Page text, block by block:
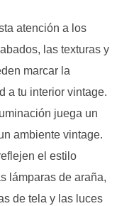
atención a los
las texturas y
marcar la
a tu interior vintage.
juega un
ambiente vintage.
el estilo
lámparas de araña,
de tela y las luces